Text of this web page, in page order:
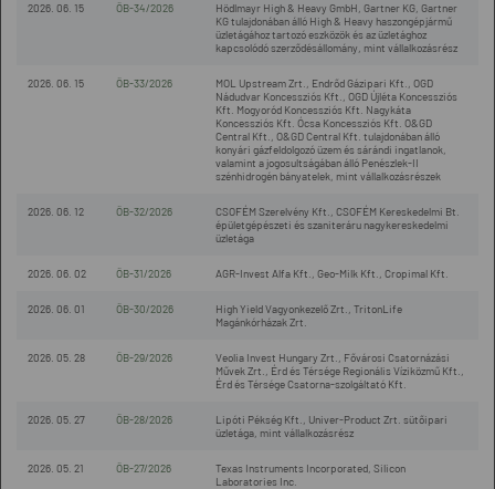
2026. 06. 15 ÖB-34/2026
Hödlmayr High & Heavy GmbH, Gartner KG, Gartner
KG tulajdonában álló High & Heavy haszongépjármű
üzletágához tartozó eszközök és az üzletághoz
kapcsolódó szerződésállomány, mint vállalkozásrész
2026. 06. 15 ÖB-33/2026
MOL Upstream Zrt., Endrőd Gázipari Kft., OGD
Nádudvar Koncessziós Kft., OGD Újléta Koncessziós
Kft. Mogyoród Koncessziós Kft. Nagykáta
Koncessziós Kft. Ócsa Koncessziós Kft. O&GD
Central Kft., O&GD Central Kft. tulajdonában álló
konyári gázfeldolgozó üzem és sárándi ingatlanok,
valamint a jogosultságában álló Penészlek-II
szénhidrogén bányatelek, mint vállalkozásrészek
2026. 06. 12 ÖB-32/2026
CSOFÉM Szerelvény Kft., CSOFÉM Kereskedelmi Bt.
épületgépészeti és szaniteráru nagykereskedelmi
üzletága
2026. 06. 02 ÖB-31/2026 AGR-Invest Alfa Kft., Geo-Milk Kft., Cropimal Kft.
2026. 06. 01 ÖB-30/2026
High Yield Vagyonkezelő Zrt., TritonLife
Magánkórházak Zrt.
2026. 05. 28 ÖB-29/2026
Veolia Invest Hungary Zrt., Fővárosi Csatornázási
Művek Zrt., Érd és Térsége Regionális Víziközmű Kft.,
Érd és Térsége Csatorna-szolgáltató Kft.
2026. 05. 27 ÖB-28/2026
Lipóti Pékség Kft., Univer-Product Zrt. sütőipari
üzletága, mint vállalkozásrész
2026. 05. 21 ÖB-27/2026
Texas Instruments Incorporated, Silicon
Laboratories Inc.